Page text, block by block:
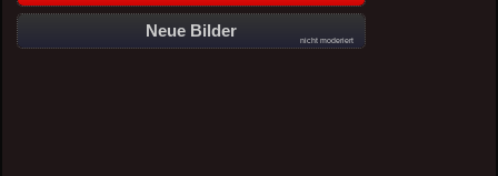
Neue Bilder
nicht moderiert